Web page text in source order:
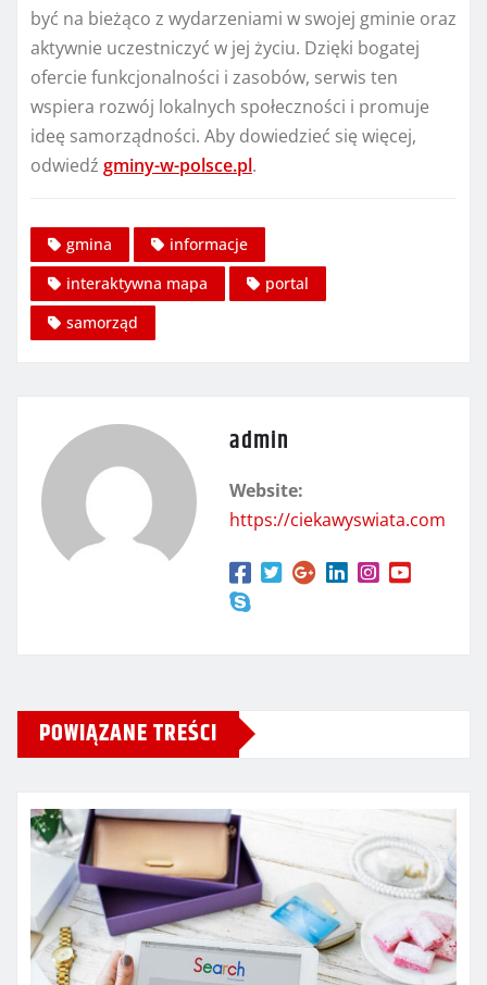
być na bieżąco z wydarzeniami w swojej gminie oraz
aktywnie uczestniczyć w jej życiu. Dzięki bogatej
ofercie funkcjonalności i zasobów, serwis ten
wspiera rozwój lokalnych społeczności i promuje
ideę samorządności. Aby dowiedzieć się więcej,
odwiedź gminy-w-polsce.pl.
gmina
informacje
interaktywna mapa
portal
samorząd
admin
Website:
https://ciekawyswiata.com
POWIĄZANE TREŚCI